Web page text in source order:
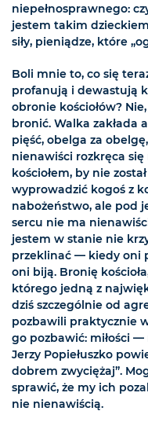
niepełnosprawnego:
jestem takim
siły, pieniądze, które
Boli mnie to, co się
profanują i dewastują
obronie kościołów?
bronić. Walka zakłada
pięść, obelga za
nienawiści rozkręca
kościołem, by nie
wyprowadzić kogoś z
nabożeństwo, ale pod
sercu nie ma
jestem w stanie nie
przeklinać — kiedy oni
oni biją. Bronię
którego jedną z
dziś szczególnie od
pozbawili praktycznie
go pozbawić: miłości —
Jerzy Popiełuszko
dobrem zwyciężaj”.
sprawić, że my ich
nie nienawiścią.